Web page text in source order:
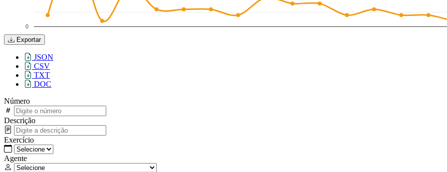
0
Exportar
JSON
CSV
TXT
DOC
Número
Descrição
Exercício
Agente